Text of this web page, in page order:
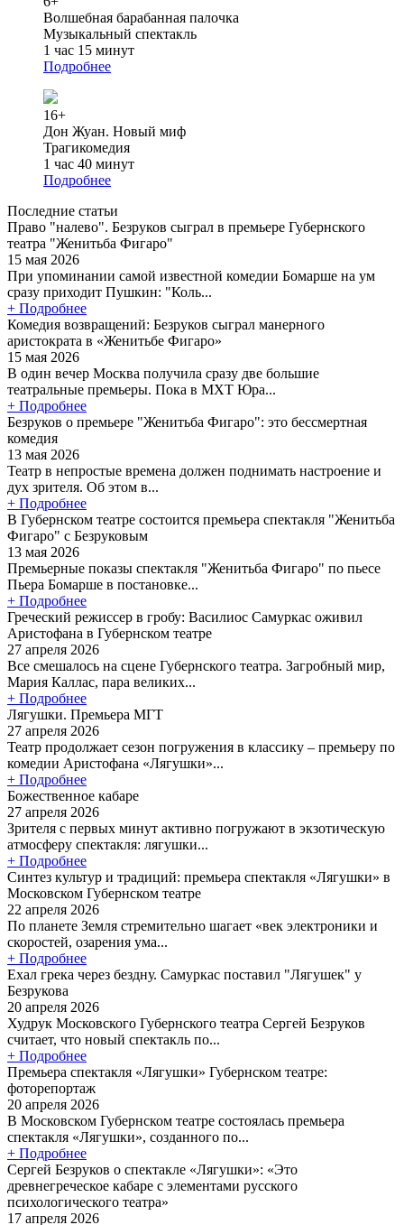
Волшебная барабанная палочка
Музыкальный спектакль
1 час 15 минут
Подробнее
16+
Дон Жуан. Новый миф
Трагикомедия
1 час 40 минут
Подробнее
Последние статьи
Право "налево". Безруков сыграл в премьере Губернского
театра "Женитьба Фигаро"
15 мая 2026
При упоминании самой известной комедии Бомарше на ум
сразу приходит Пушкин: "Коль...
+ Подробнее
Комедия возвращений: Безруков сыграл манерного
аристократа в «Женитьбе Фигаро»
15 мая 2026
В один вечер Москва получила сразу две большие
театральные премьеры. Пока в МХТ Юра...
+ Подробнее
Безруков о премьере "Женитьба Фигаро": это бессмертная
комедия
13 мая 2026
Театр в непростые времена должен поднимать настроение и
дух зрителя. Об этом в...
+ Подробнее
В Губернском театре состоится премьера спектакля "Женитьба
Фигаро" с Безруковым
13 мая 2026
Премьерные показы спектакля "Женитьба Фигаро" по пьесе
Пьера Бомарше в постановке...
+ Подробнее
Греческий режиссер в гробу: Василиос Самуркас оживил
Аристофана в Губернском театре
27 апреля 2026
Все смешалось на сцене Губернского театра. Загробный мир,
Мария Каллас, пара великих...
+ Подробнее
Лягушки. Премьера МГТ
27 апреля 2026
Театр продолжает сезон погружения в классику – премьеру по
комедии Аристофана «Лягушки»...
+ Подробнее
Божественное кабаре
27 апреля 2026
Зрителя с первых минут активно погружают в экзотическую
атмосферу спектакля: лягушки...
+ Подробнее
Синтез культур и традиций: премьера спектакля «Лягушки» в
Московском Губернском театре
22 апреля 2026
По планете Земля стремительно шагает «век электроники и
скоростей, озарения ума...
+ Подробнее
Ехал грека через бездну. Самуркас поставил "Лягушек" у
Безрукова
20 апреля 2026
Худрук Московского Губернского театра Сергей Безруков
считает, что новый спектакль по...
+ Подробнее
Премьера спектакля «Лягушки» Губернском театре:
фоторепортаж
20 апреля 2026
В Московском Губернском театре состоялась премьера
спектакля «Лягушки», созданного по...
+ Подробнее
Сергей Безруков о спектакле «Лягушки»: «Это
древнегреческое кабаре с элементами русского
психологического театра»
17 апреля 2026